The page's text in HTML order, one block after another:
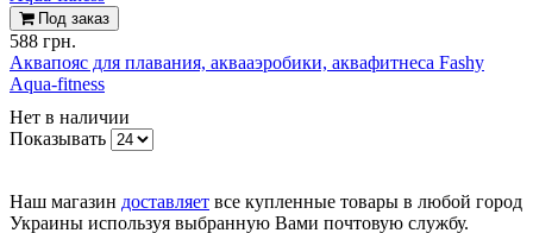
Под заказ
588 грн.
Аквапояс для плавания, аквааэробики, аквафитнеса Fashy
Aqua-fitness
Нет в наличии
Показывать
Наш магазин доставляет все купленные товары в любой город
Украины используя выбранную Вами почтовую службу.